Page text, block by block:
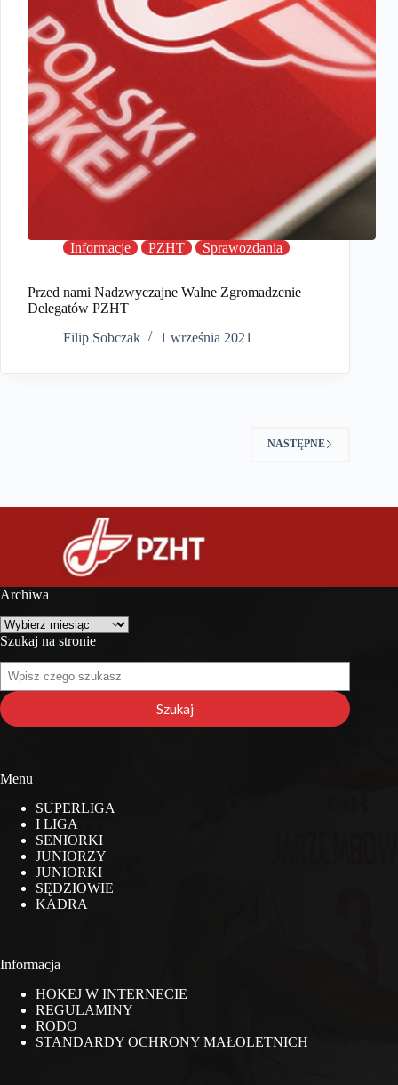
Informacje PZHT Sprawozdania
Przed nami Nadzwyczajne Walne Zgromadzenie
Delegatów PZHT
Filip Sobczak
1 września 2021
NASTĘPNE
Archiwa
Archiwa
Szukaj na stronie
Szukaj
na
stronie
Szukaj
Menu
SUPERLIGA
I LIGA
SENIORKI
JUNIORZY
JUNIORKI
SĘDZIOWIE
KADRA
Informacja
HOKEJ W INTERNECIE
REGULAMINY
RODO
STANDARDY OCHRONY MAŁOLETNICH